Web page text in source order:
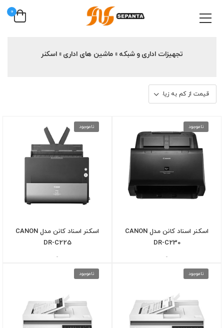
0
تجهیزات اداری و شبکه » ماشین های اداری » اسکنر
ناموجود
اسکنر اسناد کانن مدل CANON
DR-C230
-
ناموجود
اسکنر اسناد کانن مدل CANON
DR-C225
-
ناموجود ناموجود